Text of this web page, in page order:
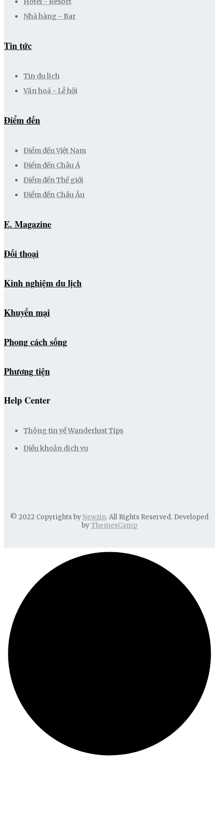
Nhà hàng - Bar
Tin tức
Tin du lịch
Văn hoá - Lễ hội
Điểm đến
Điểm đến Việt Nam
Điểm đến Châu Á
Điểm đến Thế giới
Điểm đến Châu Âu
E. Magazine
Đối thoại
Kinh nghiệm du lịch
Khuyến mại
Phong cách sống
Phương tiện
Help Center
Thông tin về Wanderlust Tips
Điều khoản dịch vụ
© 2022 Copyrights byNewzin. All Rights Reserved. Developed
byThemesCamp